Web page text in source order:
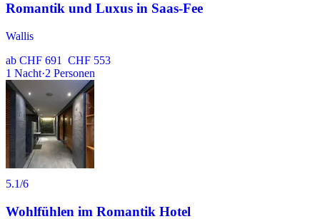
Romantik und Luxus in Saas-Fee
Wallis
ab CHF 691
CHF 553
1 Nacht·2 Personen
5.1/6
Wohlfühlen im Romantik Hotel